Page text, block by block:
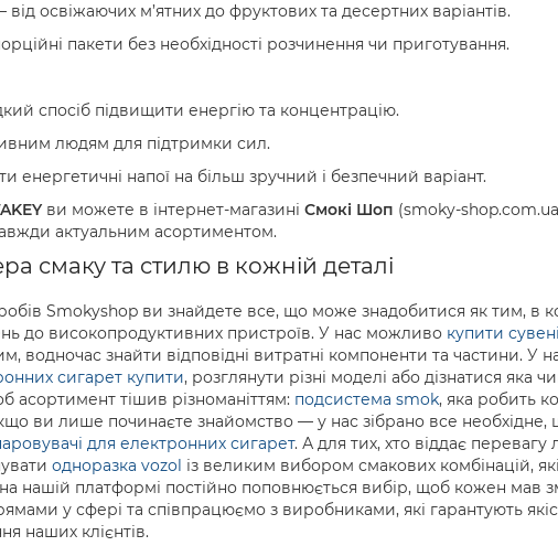
– від освіжаючих м’ятних до фруктових та десертних варіантів.
пакети без необхідності розчинення чи приготування.
спосіб підвищити енергію та концентрацію.
людям для підтримки сил.
енергетичні напої на більш зручний і безпечний варіант.
ви можете в інтернет-магазині Смокі Шоп (smoky-
актуальним асортиментом.
смаку та стилю в кожній деталі
Smokyshop ви знайдете все, що може знадобитися як тим, в
до високопродуктивних пристроїв. У нас можливо купити
водночас знайти відповідні витратні компоненти та частини. У
сигарет купити, розглянути різні моделі або дізнатися яка
тішив різноманіттям: подсистема smok, яка робить
ви лише починаєте знайомство — у нас зібрано все необхідне,
для електронних сигарет. А для тих, хто віддає
одноразка vozol із великим вибором смакових комбінацій,
нашій платформі постійно поповнюється вибір, щоб кожен мав
у сфері та співпрацюємо з виробниками, які гарантують
наших клієнтів.